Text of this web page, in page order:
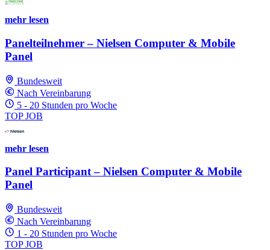
mehr lesen
Panelteilnehmer – Nielsen Computer & Mobile
Panel
Bundesweit
Nach Vereinbarung
5 - 20 Stunden pro Woche
TOP JOB
mehr lesen
Panel Participant – Nielsen Computer & Mobile
Panel
Bundesweit
Nach Vereinbarung
1 - 20 Stunden pro Woche
TOP JOB